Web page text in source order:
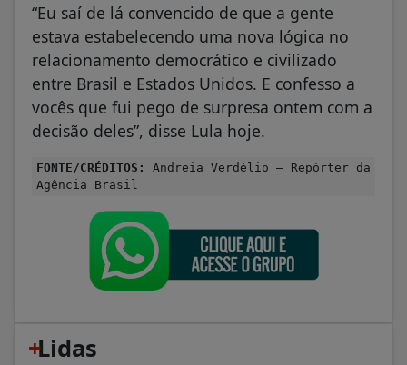
“Eu saí de lá convencido de que a gente
estava estabelecendo uma nova lógica no
relacionamento democrático e civilizado
entre Brasil e Estados Unidos. E confesso a
vocês que fui pego de surpresa ontem com a
decisão deles”, disse Lula hoje.
FONTE/CRÉDITOS:
Andreia Verdélio – Repórter da
Agência Brasil
+
Lidas